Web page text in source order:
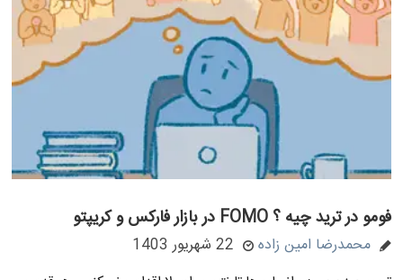
فومو در ترید چیه ؟ FOMO در بازار فارکس و کریپتو
محمدرضا امین زاده 22 شهریور 1403